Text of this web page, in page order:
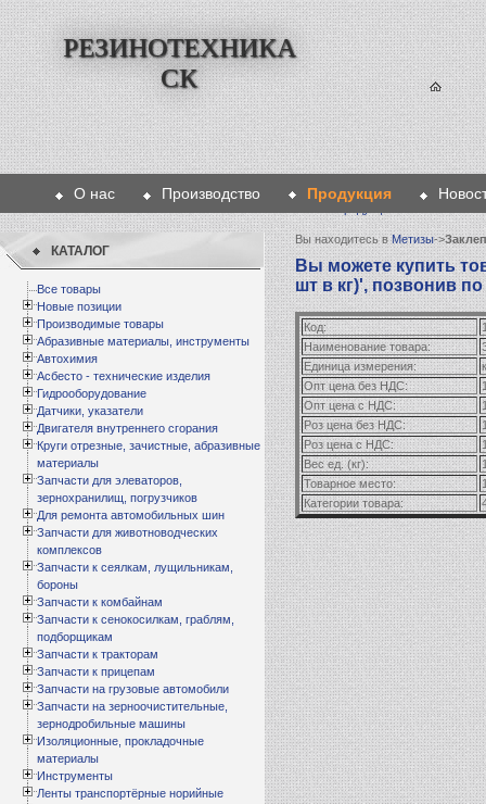
РЕЗИНОТЕХНИКА
СК
О нас Производство Продукция
КАТАЛОГ
Все товары
Новые позиции
Производимые товары
Абразивные материалы, инструменты
Автохимия
Асбесто - технические изделия
Гидрооборудование
Датчики, указатели
Двигателя внутреннего сгорания
Круги отрезные, зачистные, абразивные
материалы
Запчасти для элеваторов,
зернохранилищ, погрузчиков
Для ремонта автомобильных шин
Запчасти для животноводческих
комплексов
Запчасти к сеялкам, лущильникам,
бороны
Запчасти к комбайнам
Запчасти к сенокосилкам, граблям,
подборщикам
Запчасти к тракторам
Запчасти к прицепам
Запчасти на грузовые автомобили
Запчасти на зерноочистительные,
зернодробильные машины
Изоляционные, прокладочные
материалы
Инструменты
Ленты транспортёрные норийные
Вы находитесь вМетизы->
Вы можете купить
шт в кг)', позвонив
Код:
Наименование товара:
Единица измерения:
Опт цена без НДС:
Опт цена с НДС:
Роз цена без НДС:
Роз цена с НДС:
Вес ед. (кг):
Товарное место:
Категории товара: